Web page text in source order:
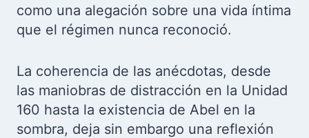
como una alegación sobre una vida íntima
que el régimen nunca reconoció.
La coherencia de las anécdotas, desde
las maniobras de distracción en la Unidad
160 hasta la existencia de Abel en la
sombra, deja sin embargo una reflexión